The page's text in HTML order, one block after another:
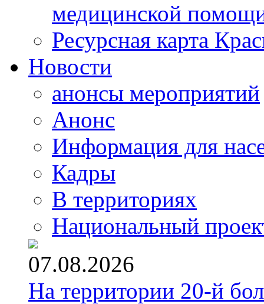
медицинской
Ресурсная карта
Новости
анонсы мероприятий
Анонс
Информация для
Кадры
В территориях
Национальный
07.08.2026
На территории 20-й